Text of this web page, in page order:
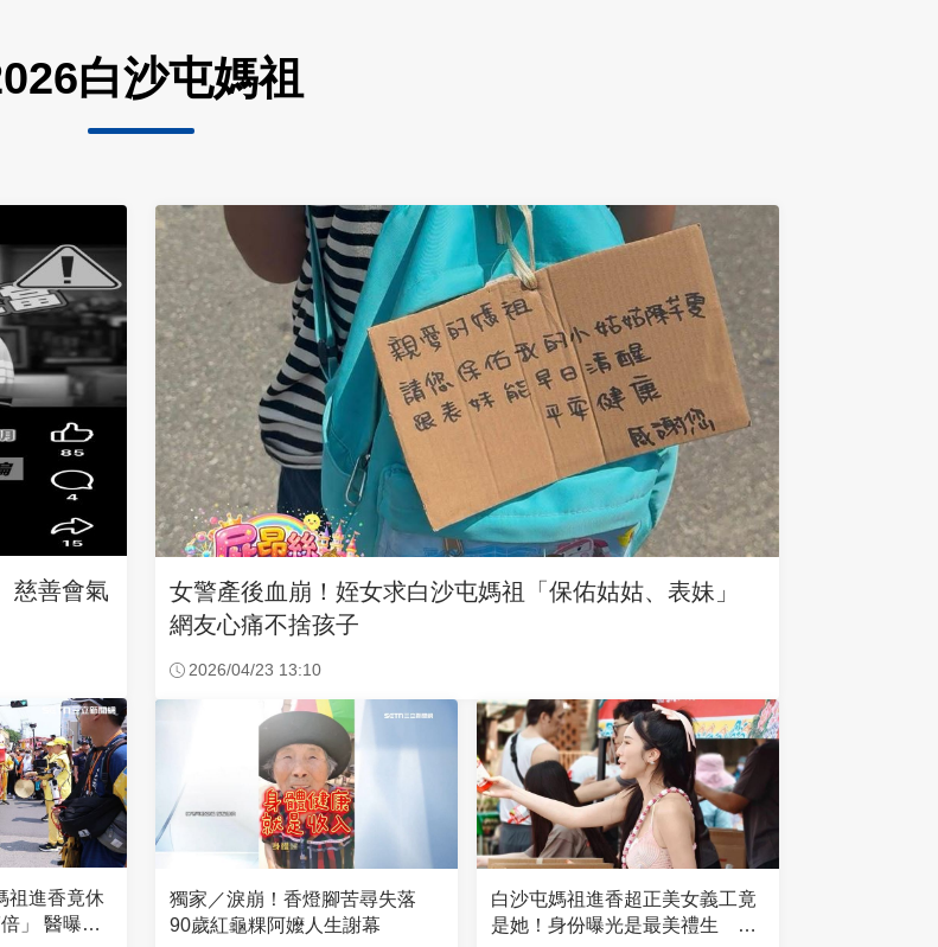
白沙屯媽祖
慈善會氣
祖進香竟休
曝原
女警產後血崩！姪女求白沙屯媽祖「保佑姑姑、表妹」
網友心痛不捨孩子
2026/04/23 13:10
獨家／淚崩！香燈腳苦尋失落
90歲紅龜粿阿嬤人生謝幕
白沙屯媽祖進香超正美女義工竟
是她！身份曝光是最美禮生 一